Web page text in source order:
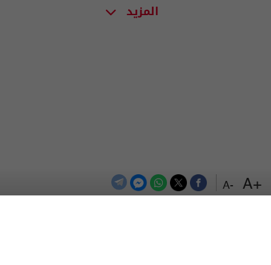
+A
-A
المزيد